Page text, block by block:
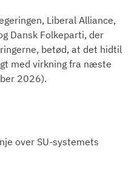
Liberal Alliance,
Dansk Folkeparti, der
betød, at det hidtil
med virkning fra næste
2026).
over SU-systemets